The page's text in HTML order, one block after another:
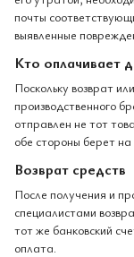
почты
выявленные
Кто оплачивает
Поскольку возврат
производственного
отправлен не тот
обе стороны берет
Возврат средств
После получения и
специалистами
тот же банковский
оплата.